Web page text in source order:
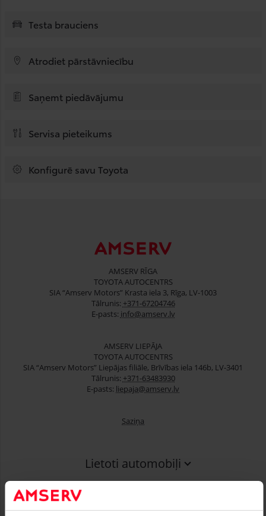
Testa brauciens
Atrodiet pārstāvniecību
Saņemt piedāvājumu
Servisa pieteikums
Konfigurē savu Toyota
AMSERV RĪGA
TOYOTA AUTOCENTRS
SIA “Amserv Motors” Krasta iela 3, Rīga, LV-1003
Tālrunis: +371-67204746
E-pasts: info@amserv.lv
AMSERV LIEPĀJA
TOYOTA AUTOCENTRS
SIA “Amserv Motors” Liepājas filiāle, Brīvības iela 146b, LV-3401
Tālrunis: +371-63483930
E-pasts: liepaja@amserv.lv
Saziņa
Lietoti automobiļi
Serviss